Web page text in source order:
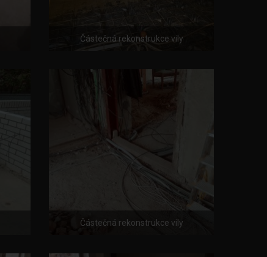
Částečná rekonstrukce vily
Částečná rekonstrukce vily